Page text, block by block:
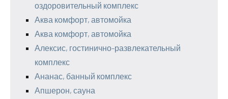
оздоровительный комплекс
Аква комфорт, автомойка
Аква комфорт, автомойка
Алексис, гостинично-развлекательный
комплекс
Ананас, банный комплекс
Апшерон, сауна